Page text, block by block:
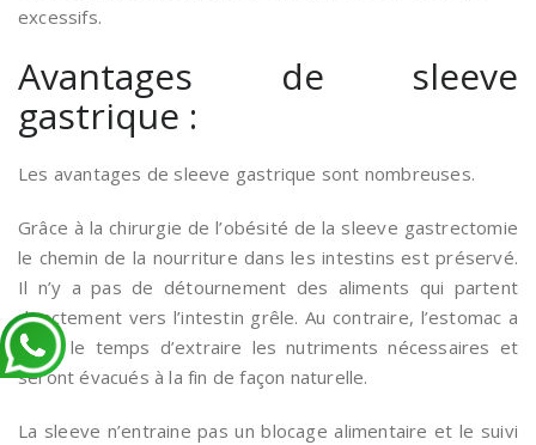
excessifs.
Avantages de sleeve
gastrique :
Les avantages de sleeve gastrique sont nombreuses.
Grâce à la chirurgie de l’obésité de la sleeve gastrectomie
le chemin de la nourriture dans les intestins est préservé.
Il n’y a pas de détournement des aliments qui partent
directement vers l’intestin grêle. Au contraire, l’estomac a
juste le temps d’extraire les nutriments nécessaires et
seront évacués à la fin de façon naturelle.
La sleeve n’entraine pas un blocage alimentaire et le suivi